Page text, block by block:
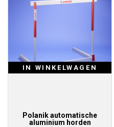
IN WINKELWAGEN
Polanik automatische
aluminium horden